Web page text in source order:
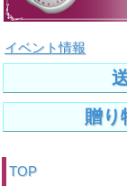
イベント情報
贈り
TOP